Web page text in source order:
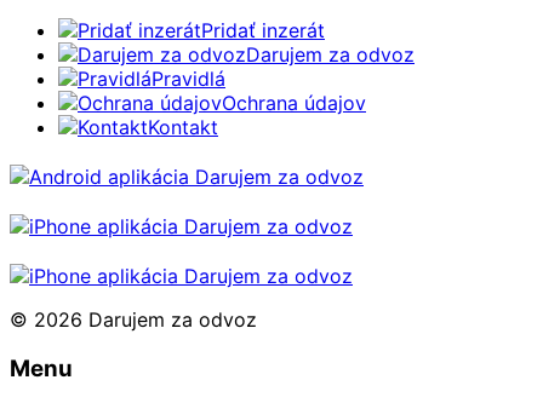
Pridať inzerát
Darujem za odvoz
Pravidlá
Ochrana údajov
Kontakt
© 2026 Darujem za odvoz
Menu